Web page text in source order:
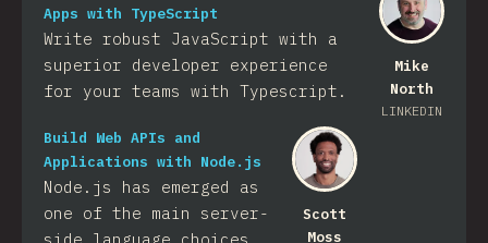
Mike
North
LINKEDIN
Apps with TypeScript
Write robust JavaScript with a
superior developer experience
for your teams with Typescript.
Scott
Moss
Build Web APIs and
Applications with Node.js
Node.js has emerged as
one of the main server-
side language choices